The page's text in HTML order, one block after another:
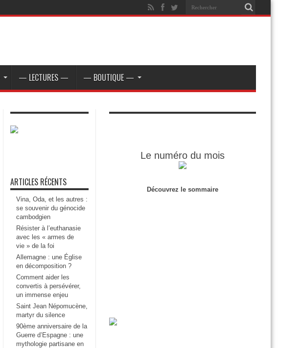
— LECTURES — — BOUTIQUE —
ARTICLES RÉCENTS
Vina, Oda, et les autres :
se souvenir du génocide
cambodgien
Résister à l’euthanasie
avec les « armes de
vie » de la foi
Allemagne : une Église
en décomposition ?
Comment aider les
convertis à persévérer,
un immense enjeu
Saint Jean Népomucène,
martyr du silence
90ème anniversaire de la
Guerre d’Espagne : une
mythologie partisane en
Le numéro du mois
Découvrez le sommaire